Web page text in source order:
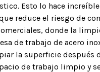
Esto lo hace
reduce el riesgo de
donde la
de trabajo de acero
la superficie después
de trabajo limpio y